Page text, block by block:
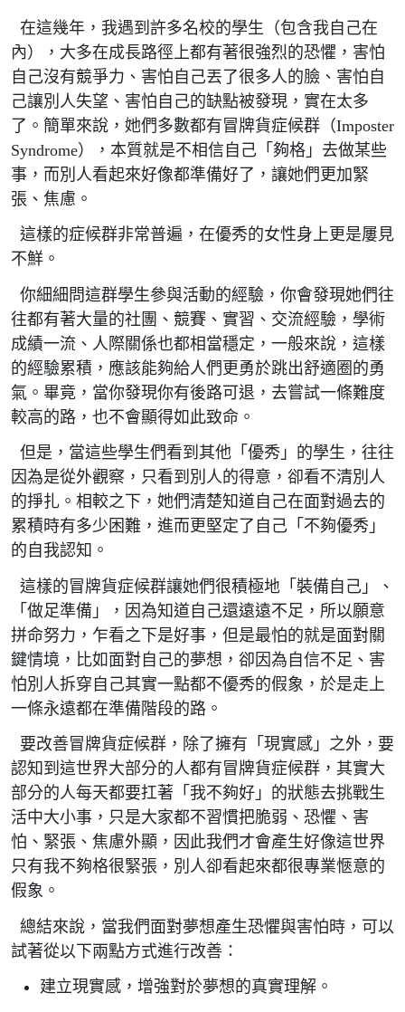
在這幾年，我遇到許多名校的學生（包含我自己在
內），大多在成長路徑上都有著很強烈的恐懼，害怕
自己沒有競爭力、害怕自己丟了很多人的臉、害怕自
己讓別人失望、害怕自己的缺點被發現，實在太多
了。簡單來說，她們多數都有冒牌貨症候群（Imposter
Syndrome），本質就是不相信自己「夠格」去做某些
事，而別人看起來好像都準備好了，讓她們更加緊
張、焦慮。
這樣的症候群非常普遍，在優秀的女性身上更是屢見
不鮮。
你細細問這群學生參與活動的經驗，你會發現她們往
往都有著大量的社團、競賽、實習、交流經驗，學術
成績一流、人際關係也都相當穩定，一般來說，這樣
的經驗累積，應該能夠給人們更勇於跳出舒適圈的勇
氣。畢竟，當你發現你有後路可退，去嘗試一條難度
較高的路，也不會顯得如此致命。
但是，當這些學生們看到其他「優秀」的學生，往往
因為是從外觀察，只看到別人的得意，卻看不清別人
的掙扎。相較之下，她們清楚知道自己在面對過去的
累積時有多少困難，進而更堅定了自己「不夠優秀」
的自我認知。
這樣的冒牌貨症候群讓她們很積極地「裝備自己」、
「做足準備」，因為知道自己還遠遠不足，所以願意
拼命努力，乍看之下是好事，但是最怕的就是面對關
鍵情境，比如面對自己的夢想，卻因為自信不足、害
怕別人拆穿自己其實一點都不優秀的假象，於是走上
一條永遠都在準備階段的路。
要改善冒牌貨症候群，除了擁有「現實感」之外，要
認知到這世界大部分的人都有冒牌貨症候群，其實大
部分的人每天都要扛著「我不夠好」的狀態去挑戰生
活中大小事，只是大家都不習慣把脆弱、恐懼、害
怕、緊張、焦慮外顯，因此我們才會產生好像這世界
只有我不夠格很緊張，別人卻看起來都很專業愜意的
假象。
總結來說，當我們面對夢想產生恐懼與害怕時，可以
試著從以下兩點方式進行改善：
建立現實感，增強對於夢想的真實理解。